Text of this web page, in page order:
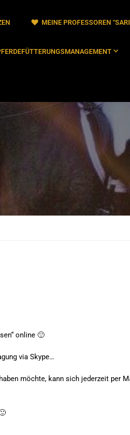
MEINE PROFESSOREN
online 🙂
via Skype…
möchte, kann sich jederzeit per